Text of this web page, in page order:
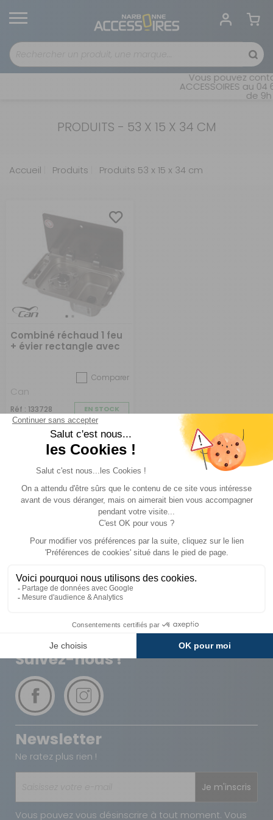
Vous pouvez
ACCESSOIRES au
de
PRODUITS - 53 X 15 X 34 CM
Accueil Produits Produits 53 x 15 x 34 cm
Combiné réchaud 1 feu
+ évier rectangle avec
Comparer
Can
Réf : 133728 EN STOCK
490 €
Livraison Paiements
Avantages
Suivez-nous !
Newsletter
Ne ratez plus rien !
Je m'inscris
Vous pouvez vous désinscrire à tout moment. Vous